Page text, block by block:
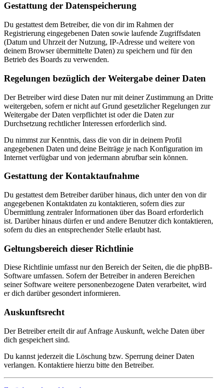
Gestattung der Datenspeicherung
Du gestattest dem Betreiber, die von dir im Rahmen der
Registrierung eingegebenen Daten sowie laufende Zugriffsdaten
(Datum und Uhrzeit der Nutzung, IP-Adresse und weitere von
deinem Browser übermittelte Daten) zu speichern und für den
Betrieb des Boards zu verwenden.
Regelungen bezüglich der Weitergabe deiner Daten
Der Betreiber wird diese Daten nur mit deiner Zustimmung an Dritte
weitergeben, sofern er nicht auf Grund gesetzlicher Regelungen zur
Weitergabe der Daten verpflichtet ist oder die Daten zur
Durchsetzung rechtlicher Interessen erforderlich sind.
Du nimmst zur Kenntnis, dass die von dir in deinem Profil
angegebenen Daten und deine Beiträge je nach Konfiguration im
Internet verfügbar und von jedermann abrufbar sein können.
Gestattung der Kontaktaufnahme
Du gestattest dem Betreiber darüber hinaus, dich unter den von dir
angegebenen Kontaktdaten zu kontaktieren, sofern dies zur
Übermittlung zentraler Informationen über das Board erforderlich
ist. Darüber hinaus dürfen er und andere Benutzer dich kontaktieren,
sofern du dies an entsprechender Stelle erlaubt hast.
Geltungsbereich dieser Richtlinie
Diese Richtlinie umfasst nur den Bereich der Seiten, die die phpBB-
Software umfassen. Sofern der Betreiber in anderen Bereichen
seiner Software weitere personenbezogene Daten verarbeitet, wird
er dich darüber gesondert informieren.
Auskunftsrecht
Der Betreiber erteilt dir auf Anfrage Auskunft, welche Daten über
dich gespeichert sind.
Du kannst jederzeit die Löschung bzw. Sperrung deiner Daten
verlangen. Kontaktiere hierzu bitte den Betreiber.